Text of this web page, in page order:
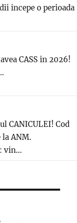
incepe o perioada
CASS in 2026!
CANICULEI! Cod
la ANM.
vin...